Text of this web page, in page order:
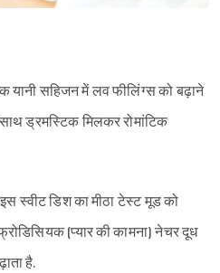
यानी सहिजन में लव फीलिंग्स को बढ़ाने
ड्रमस्टिक मिलकर रोमांटिक
स्वीट डिश का मीठा टेस्ट मूड को
(प्यार की कामना) नेचर दूध
है.